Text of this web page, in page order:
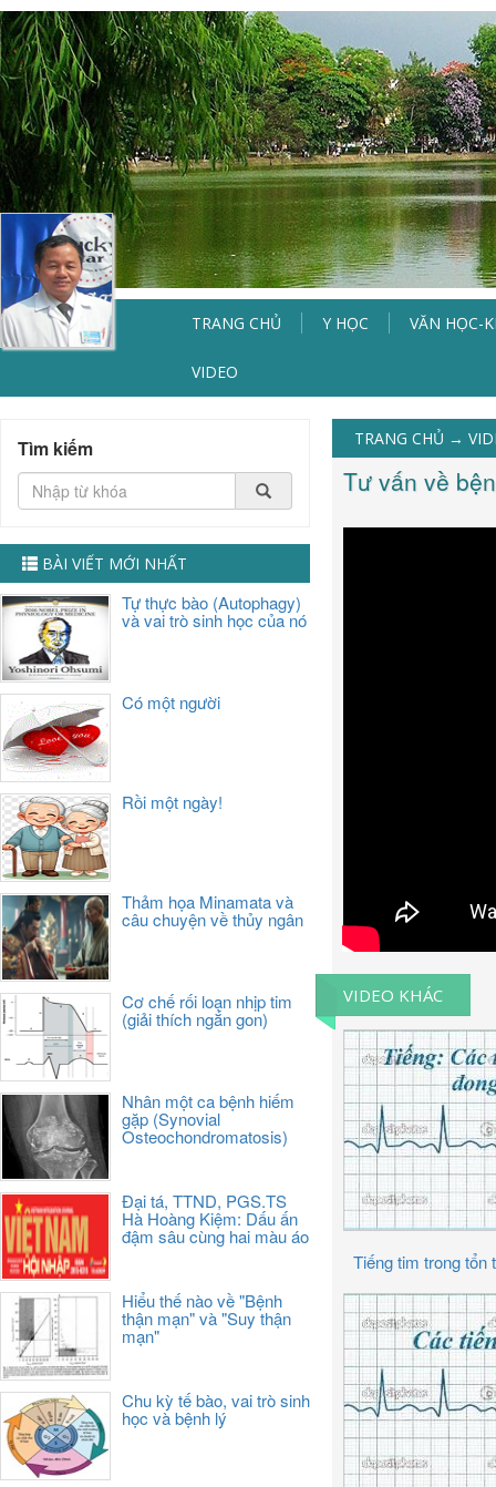
TRANG CHỦ Y HỌC VĂN HỌC-
VIDEO
TRANG CHỦ →
Tư vấn về
VIDEO KHÁC
Tiếng tim trong tổn
Tìm kiếm
BÀI VIẾT MỚI NHẤT
Tự thực bào (Autophagy)
và vai trò sinh học của nó
Có một người
Rồi một ngày!
Thảm họa Minamata và
câu chuyện về thủy ngân
Cơ chế rối loạn nhịp tim
(giải thích ngắn gon)
Nhân một ca bệnh hiếm
gặp (Synovial
Osteochondromatosis)
Đại tá, TTND, PGS.TS
Hà Hoàng Kiệm: Dấu ấn
đậm sâu cùng hai màu áo
Hiểu thế nào về "Bệnh
thận mạn" và "Suy thận
mạn"
Chu kỳ tế bào, vai trò sinh
học và bệnh lý